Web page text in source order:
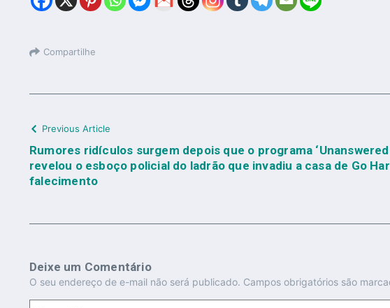
Compartilhe
Previous Article
Rumores ridículos surgem depois que o programa
revelou o esboço policial do ladrão que invadiu a casa de Go
falecimento
Deixe um Comentário
O seu endereço de e-mail não será publicado. Campos obrigatórios são